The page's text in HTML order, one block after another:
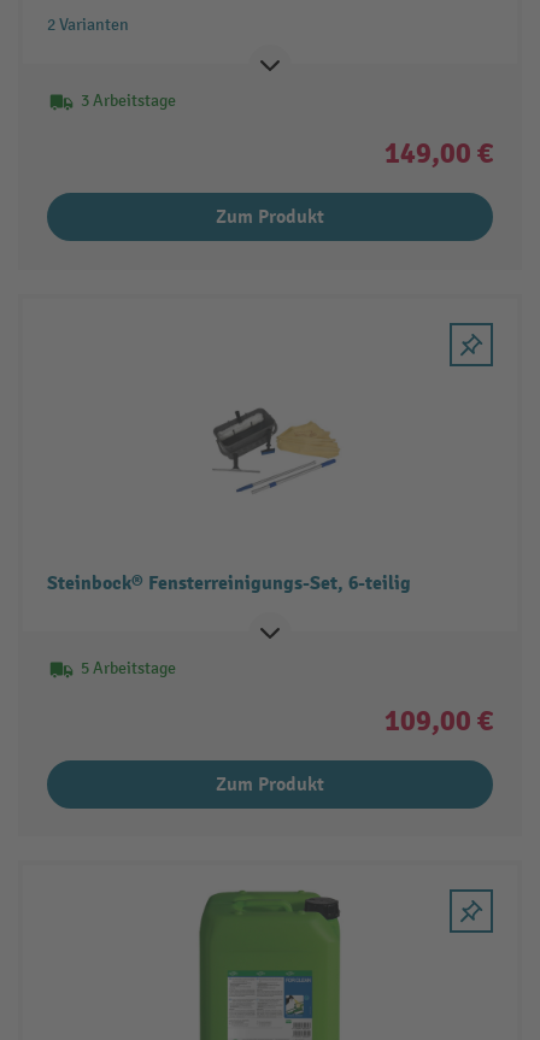
2 Varianten
3 Arbeitstage
149,00 €
Zum Produkt
Steinbock® Fensterreinigungs-Set, 6-teilig
5 Arbeitstage
109,00 €
Zum Produkt